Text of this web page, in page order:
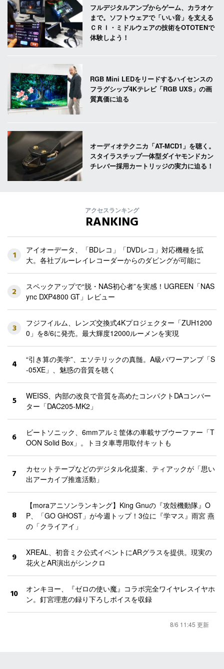
フルデジタルアンプからゲーム、カラオケ
まで。ソフトウェアで「いい音」を支える
ＣＲＩ・ミドルウェアの技術をOTOTENで
体験しよう！
RGB Mini LEDをリードするハイセンスの
フラグシップ4Kテレビ「RGB UXS」の画
質真価に迫る
オーディオテクニカ「AT-MCD1」を聴く。
スタイラスチップ一体型ダイヤモンドカン
チレバー採用カートリッジの実力に迫る！
アクセスランキング
RANKING
1
アイオーデータ、「BDレコ」「DVDレコ」対応機種を拡
大。各社ブルーレイレコーダーからのダビングが可能に
2
スペックアップで“脱・NAS初心者”を実感！UGREEN「NAS
ync DXP4800 GT」レビュー
3
フジフイルム、レンズ交換式4Kプロジェクター「ZUH1200
0」を8/6に発売。最大輝度12000ルーメンを実現
4
“引き算の美学”、エソテリックの真髄。A級パワーアンプ「S
-05XE」、魅惑の音質を聴く
5
WEISS、内部の改良で音質を高めたコンパクトDAコンバー
ター「DAC205-MK2」
6
ビートソニック、6mmアルミ筐体の車載サブウーファー「T
OON Solid Box」。トヨタ車専用取付キットも
7
カセットテープなどのデジタル化提案、ティアックが「思い
出アーカイブ推進活動」
8
【moraアニソンランキング】King Gnuの『攻殻機動隊』O
P、「GO GHOST」が今週トップ！3位に『学マス』雨宮 燕
の「クライアイ」
9
XREAL、初音ミク公式イベントにARグラスを提供。現実の
花火とAR演出がシンクロ
10
オンキヨー、『ゼロの使い魔』コラボ完全ワイヤレスイヤホ
ン。釘宮理恵の録り下ろしボイスを収録
8/6 11:45 更新